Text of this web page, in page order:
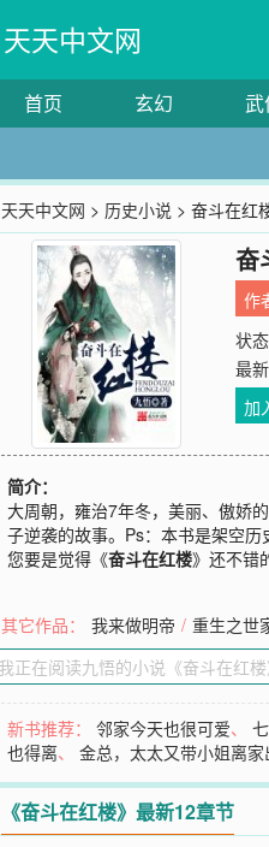
天天中文网
首页 玄幻
天天中文网 > 历史小说 > 奋斗在红
奋
作
状
最
加
简介：
大周朝，雍治7年冬，美丽、傲娇
子逆袭的故事。Ps：本书是架空
您要是觉得《奋斗在红楼》还不错
其它作品： 我来做明帝 / 重生之世
新书推荐：邻家今天也很可爱、
也得离、金总，太太又带小姐离家
《奋斗在红楼》最新12章节